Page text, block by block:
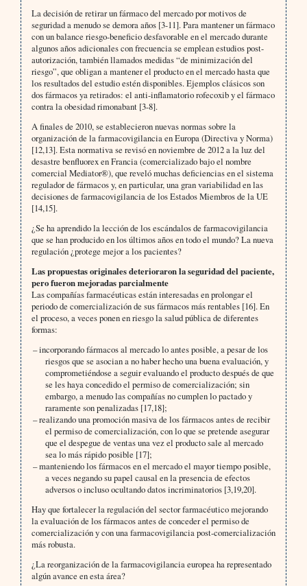
La decisión de retirar un fármaco del mercado por motivos de
seguridad a menudo se demora años [3-11]. Para mantener un fármaco
con un balance riesgo-beneficio desfavorable en el mercado durante
algunos años adicionales con frecuencia se emplean estudios post-
autorización, también llamados medidas “de minimización del
riesgo”, que obligan a mantener el producto en el mercado hasta que
los resultados del estudio estén disponibles. Ejemplos clásicos son
dos fármacos ya retirados: el anti-inflamatorio rofecoxib y el fármaco
contra la obesidad rimonabant [3-8].
A finales de 2010, se establecieron nuevas normas sobre la
organización de la farmacovigilancia en Europa (Directiva y Norma)
[12,13]. Esta normativa se revisó en noviembre de 2012 a la luz del
desastre benfluorex en Francia (comercializado bajo el nombre
comercial Mediator®), que reveló muchas deficiencias en el sistema
regulador de fármacos y, en particular, una gran variabilidad en las
decisiones de farmacovigilancia de los Estados Miembros de la UE
[14,15].
¿Se ha aprendido la lección de los escándalos de farmacovigilancia
que se han producido en los últimos años en todo el mundo? La nueva
regulación ¿protege mejor a los pacientes?
Las propuestas originales deterioraron la seguridad del paciente,
pero fueron mejoradas parcialmente
Las compañías farmacéuticas están interesadas en prolongar el
periodo de comercialización de sus fármacos más rentables [16]. En
el proceso, a veces ponen en riesgo la salud pública de diferentes
formas:
– incorporando fármacos al mercado lo antes posible, a pesar de los
riesgos que se asocian a no haber hecho una buena evaluación, y
comprometiéndose a seguir evaluando el producto después de que
se les haya concedido el permiso de comercialización; sin
embargo, a menudo las compañías no cumplen lo pactado y
raramente son penalizadas [17,18];
– realizando una promoción masiva de los fármacos antes de recibir
el permiso de comercialización, con lo que se pretende asegurar
que el despegue de ventas una vez el producto sale al mercado
sea lo más rápido posible [17];
– manteniendo los fármacos en el mercado el mayor tiempo posible,
a veces negando su papel causal en la presencia de efectos
adversos o incluso ocultando datos incriminatorios [3,19,20].
Hay que fortalecer la regulación del sector farmacéutico mejorando
la evaluación de los fármacos antes de conceder el permiso de
comercialización y con una farmacovigilancia post-comercialización
más robusta.
¿La reorganización de la farmacovigilancia europea ha representado
algún avance en esta área?